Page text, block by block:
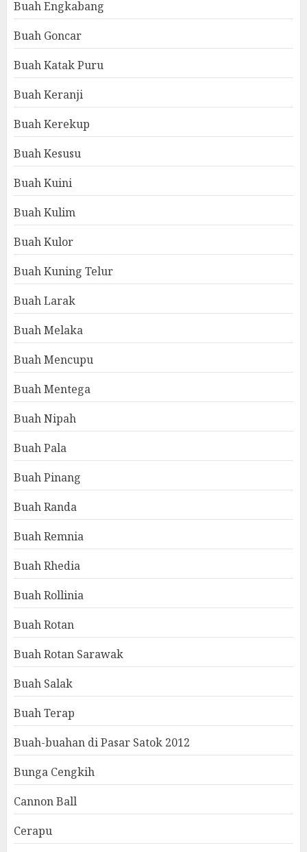
Buah Engkabang
Buah Goncar
Buah Katak Puru
Buah Keranji
Buah Kerekup
Buah Kesusu
Buah Kuini
Buah Kulim
Buah Kulor
Buah Kuning Telur
Buah Larak
Buah Melaka
Buah Mencupu
Buah Mentega
Buah Nipah
Buah Pala
Buah Pinang
Buah Randa
Buah Remnia
Buah Rhedia
Buah Rollinia
Buah Rotan
Buah Rotan Sarawak
Buah Salak
Buah Terap
Buah-buahan di Pasar Satok 2012
Bunga Cengkih
Cannon Ball
Cerapu